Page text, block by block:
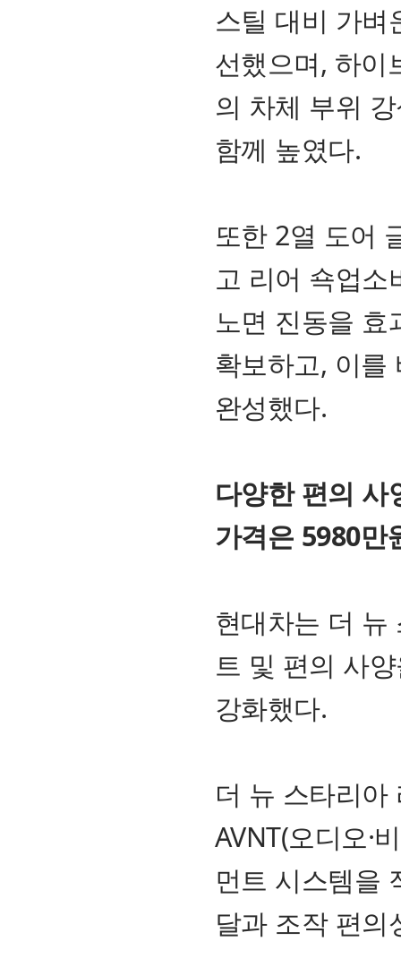
스틸 대비 가벼
선했으며, 하이
의 차체 부위
함께 높였다.
또한 2열 도어
고 리어 쇽업소
노면 진동을 효
확보하고, 이를
완성했다.
다양한 편의
가격은 5980만
현대차는 더 뉴
트 및 편의 사
강화했다.
더 뉴 스타리
AVNT(오디오·
먼트 시스템을
달과 조작 편의